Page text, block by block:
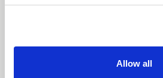
Allow all
initiatives en faveur de